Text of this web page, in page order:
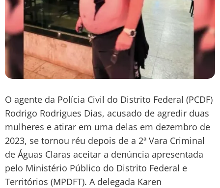
O agente da Polícia Civil do Distrito Federal (PCDF)
Rodrigo Rodrigues Dias, acusado de agredir duas
mulheres e atirar em uma delas em dezembro de
2023, se tornou réu depois de a 2ª Vara Criminal
de Águas Claras aceitar a denúncia apresentada
pelo Ministério Público do Distrito Federal e
Territórios (MPDFT). A delegada Karen